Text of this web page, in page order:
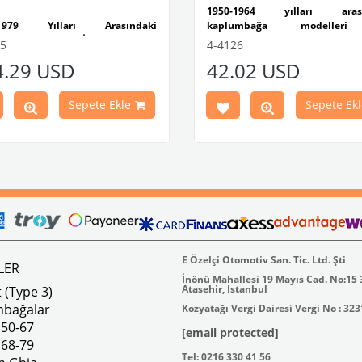
1979 Yılları Arasındaki
Modelleri İle Uyumludur
İle Uyumludur
İle Uyumludur
1973 Yılları Arasındaki Variant
USD
Sepete Ekle
1950-1964 yılları
kaplumbağa
uyumludur.
plakalıktan oluşmaktadır.
VWC Parça No: 4-4126
4-4126
42.02 USD
Sepete
(Type 3)
67
79
E Özelçi Otomotiv San. Tic. Ltd. Şti
İnönü Mahallesi 19 Mayıs Cad. No:15
Atasehir, Istanbul
Kozyatağı Vergi Dairesi Vergi No :
[email protected]
Tel: 0216 330 41 56